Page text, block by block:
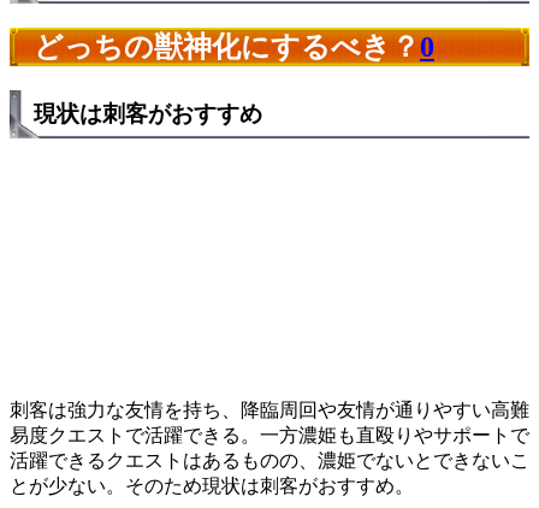
どっちの獣神化にするべき？0
現状は刺客がおすすめ
刺客は強力な友情を持ち、降臨周回や友情が通りやすい高難
易度クエストで活躍できる。一方濃姫も直殴りやサポートで
活躍できるクエストはあるものの、濃姫でないとできないこ
とが少ない。そのため現状は刺客がおすすめ。